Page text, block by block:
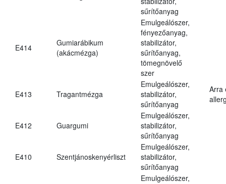
sűrítőanyag
E414
Gumiarábikum
(akácmézga)
Emulgeálószer,
fényezőanyag,
stabilizátor,
sűrítőanyag,
tömegnövelő
szer
E413 Tragantmézga
Emulgeálószer,
stabilizátor,
sűrítőanyag
Arra
E412 Guargumi
Emulgeálószer,
stabilizátor,
sűrítőanyag
E410 Szentjánoskenyérliszt
Emulgeálószer,
stabilizátor,
sűrítőanyag
Emulgeálószer,